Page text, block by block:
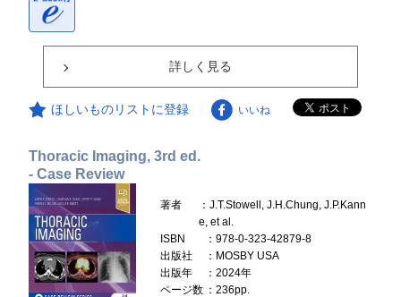
詳しく見る
ほしいものリストに登録 いいね
Thoracic Imaging, 3rd ed.
- Case Review
著者
：J.T.Stowell, J.H.Chung, J.P.Kann
e, et al.
ISBN
：978-0-323-42879-8
出版社
：MOSBY USA
出版年
：2024年
ページ数 ：236pp.